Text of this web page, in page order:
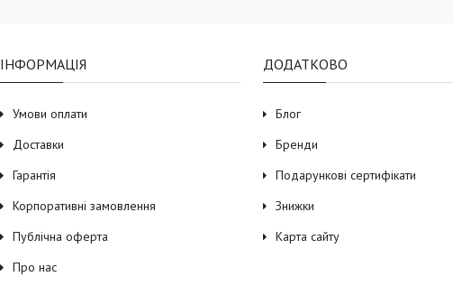
ІНФОРМАЦІЯ
Умови оплати
Доставки
Гарантія
Корпоративні замовлення
Публічна оферта
Про нас
ДОДАТКОВО
Блог
Бренди
Подарункові сертифікати
Знижки
Карта сайту